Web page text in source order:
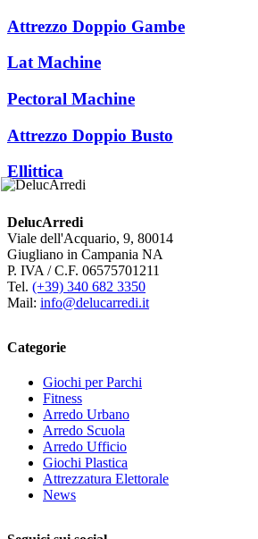
Attrezzo Doppio Gambe
Lat Machine
Pectoral Machine
Attrezzo Doppio Busto
Ellittica
DelucArredi
Viale dell'Acquario, 9, 80014
Giugliano in Campania NA
P. IVA / C.F. 06575701211
Tel. (+39) 340 682 3350
Mail: info@delucarredi.it
Categorie
Giochi per Parchi
Fitness
Arredo Urbano
Arredo Scuola
Arredo Ufficio
Giochi Plastica
Attrezzatura Elettorale
News